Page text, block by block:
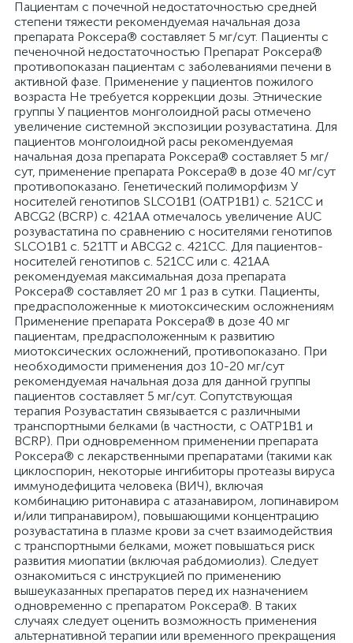
Пациентам с почечной недостаточностью средней
степени тяжести рекомендуемая начальная доза
препарата Роксера® составляет 5 мг/сут. Пациенты с
печеночной недостаточностью Препарат Роксера®
противопоказан пациентам с заболеваниями печени в
активной фазе. Применение у пациентов пожилого
возраста Не требуется коррекции дозы. Этнические
группы У пациентов монголоидной расы отмечено
увеличение системной экспозиции розувастатина. Для
пациентов монголоидной расы рекомендуемая
начальная доза препарата Роксера® составляет 5 мг/
сут, применение препарата Роксера® в дозе 40 мг/сут
противопоказано. Генетический полиморфизм У
носителей генотипов SLCO1B1 (ОАТР1В1) с. 521CC и
ABCG2 (BCRP) с. 421AA отмечалось увеличение AUC
розувастатина по сравнению с носителями генотипов
SLCO1B1 с. 521TT и ABCG2 с. 421CC. Для пациентов-
носителей генотипов с. 521CC или с. 421АА
рекомендуемая максимальная доза препарата
Роксера® составляет 20 мг 1 раз в сутки. Пациенты,
предрасположенные к миотоксическим осложнениям
Применение препарата Роксера® в дозе 40 мг
пациентам, предрасположенным к развитию
миотоксических осложнений, противопоказано. При
необходимости применения доз 10-20 мг/сут
рекомендуемая начальная доза для данной группы
пациентов составляет 5 мг/сут. Сопутствующая
терапия Розувастатин связывается с различными
транспортными белками (в частности, с ОАТР1В1 и
BCRP). При одновременном применении препарата
Роксера® с лекарственными препаратами (такими как
циклоспорин, некоторые ингибиторы протеазы вируса
иммунодефицита человека (ВИЧ), включая
комбинацию ритонавира с атазанавиром, лопинавиром
и/или типранавиром), повышающими концентрацию
розувастатина в плазме крови за счет взаимодействия
с транспортными белками, может повышаться риск
развития миопатии (включая рабдомиолиз). Следует
ознакомиться с инструкцией по применению
вышеуказанных препаратов перед их назначением
одновременно с препаратом Роксера®. В таких
случаях следует оценить возможность применения
альтернативной терапии или временного прекращения